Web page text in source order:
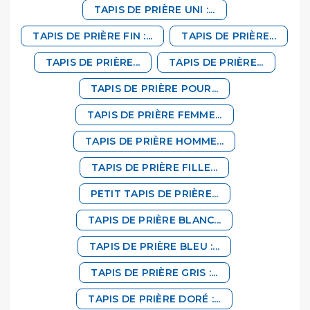
TAPIS DE PRIÈRE UNI :...
TAPIS DE PRIÈRE FIN :... TAPIS DE PRIÈRE...
TAPIS DE PRIÈRE... TAPIS DE PRIÈRE...
TAPIS DE PRIÈRE POUR...
TAPIS DE PRIÈRE FEMME...
TAPIS DE PRIÈRE HOMME...
TAPIS DE PRIÈRE FILLE...
PETIT TAPIS DE PRIÈRE...
TAPIS DE PRIÈRE BLANC...
TAPIS DE PRIÈRE BLEU :...
TAPIS DE PRIÈRE GRIS :...
TAPIS DE PRIÈRE DORÉ :...